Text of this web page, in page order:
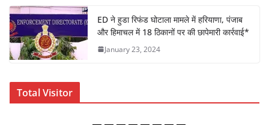
ED ने हुडा रिफंड घोटाला मामले में हरियाणा, पंजाब
और हिमाचल में 18 ठिकानों पर की छापेमारी कार्रवाई*
January 23, 2024
Total Visitor